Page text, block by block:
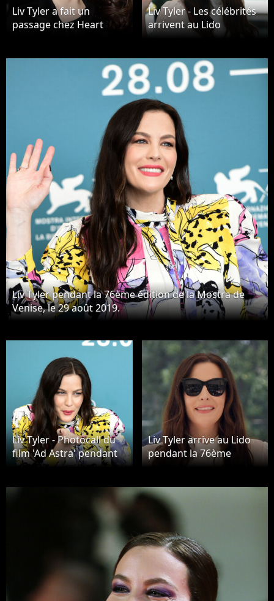
Liv Tyler a fait un
passage chez Heart
Liv Tyler - Les célébrités
arrivent au Lido
pendant la 76ème
Venise, le 29 août 2019.
Liv Tyler pendant la 76ème édition de la Mostra de
Venise, le 29 août 2019.
Liv Tyler - Photocall du
film 'Ad Astra' pendant
la 76ème édition de la
août 2019.
Liv Tyler arrive au Lido
pendant la 76ème
édition de la Mostra de